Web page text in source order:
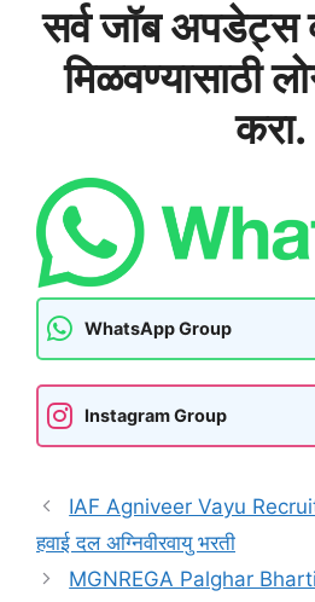
सर्व जॉब अपडेट्स
मिळवण्यासाठी
करा.
WhatsApp Group
Instagram Group
IAF Agniveer Vayu
हवाई दल अग्निवीरवायु भरती
MGNREGA Palghar